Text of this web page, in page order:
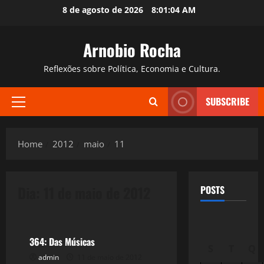
8 de agosto de 2026 8:01:05 AM
Arnobio Rocha
Reflexões sobre Política, Economia e Cultura.
Primary
SUBSCRIBE
Home 2012 maio 11
364: Das Músicas
admin
POSTS